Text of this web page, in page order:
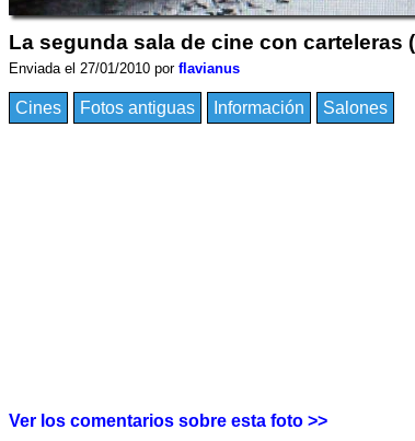
La segunda sala de cine con carteleras
Enviada el 27/01/2010 por flavianus
Cines Fotos antiguas Información Salones
Ver los comentarios sobre esta foto >>